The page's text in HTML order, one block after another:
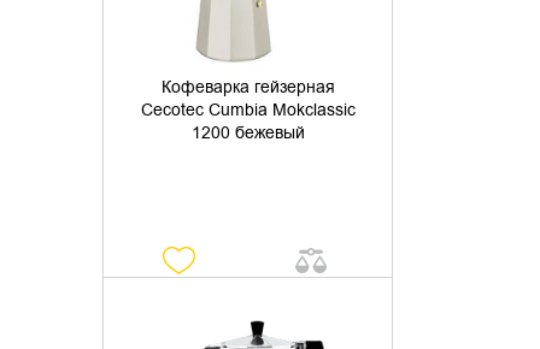
Кофеварка гейзерная
Cecotec Cumbia Mokclassic
1200 бежевый